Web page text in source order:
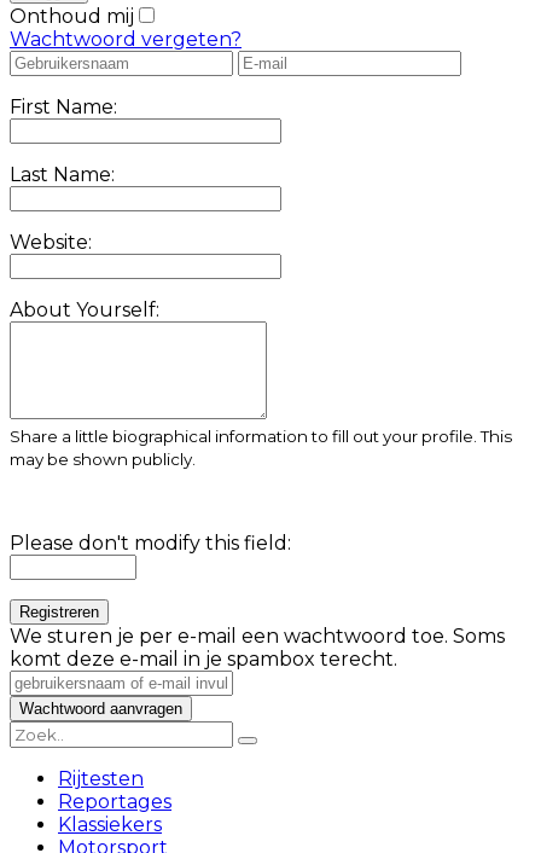
Onthoud mij
Wachtwoord vergeten?
First Name:
Last Name:
Website:
About Yourself:
Share a little biographical information to fill out your profile. This
may be shown publicly.
Please don't modify this field:
We sturen je per e-mail een wachtwoord toe. Soms
komt deze e-mail in je spambox terecht.
Rijtesten
Reportages
Klassiekers
Motorsport